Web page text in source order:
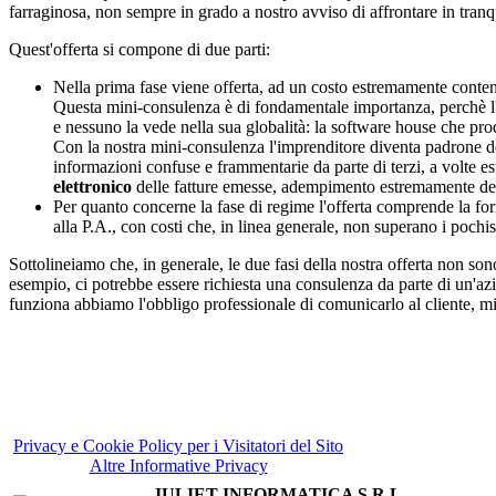
farraginosa, non sempre in grado a nostro avviso di affrontare in
Quest'offerta si compone di due parti:
Nella prima fase viene offerta, ad un costo estremamente
Questa mini-consulenza è di fondamentale importanza,
e nessuno la vede nella sua globalità: la software house che
Con la nostra mini-consulenza l'imprenditore diventa padrone
informazioni confuse e frammentarie da parte di terzi, a volte
elettronico delle fatture emesse, adempimento estremamente
Per quanto concerne la fase di regime l'offerta comprende la
alla P.A., con costi che, in linea generale, non superano i
Sottolineiamo che, in generale, le due fasi della nostra offerta non
esempio, ci potrebbe essere richiesta una consulenza da parte di
funziona abbiamo l'obbligo professionale di comunicarlo al cliente,
Privacy e Cookie Policy per i Visitatori del Sito
Altre Informative Privacy